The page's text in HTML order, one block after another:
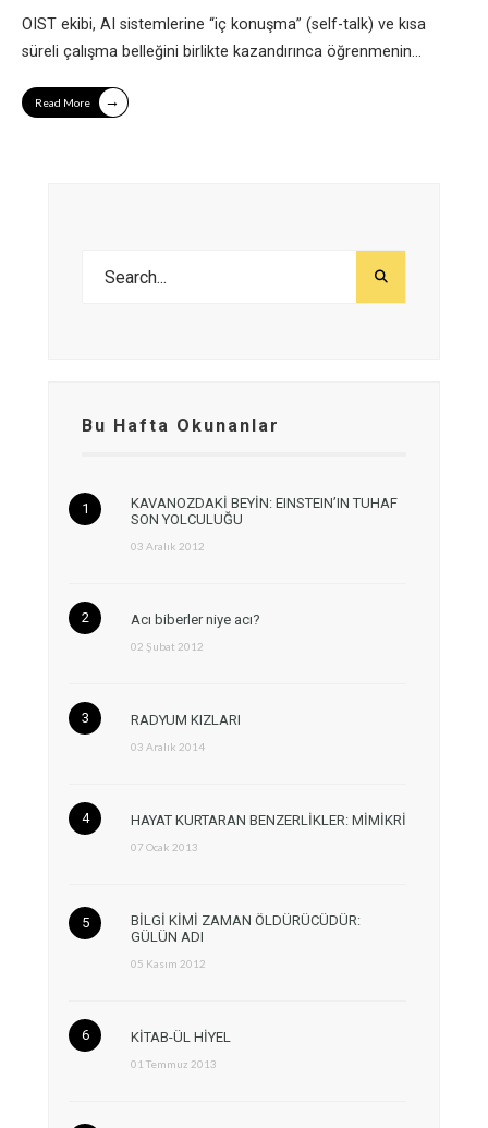
OIST ekibi, AI sistemlerine “iç konuşma” (self-talk) ve kısa
süreli çalışma belleğini birlikte kazandırınca öğrenmenin...
Read More →
Bu Hafta Okunanlar
KAVANOZDAKİ BEYİN: EINSTEIN’IN TUHAF
SON YOLCULUĞU
03 Aralık 2012
Acı biberler niye acı?
02 Şubat 2012
RADYUM KIZLARI
03 Aralık 2014
HAYAT KURTARAN BENZERLİKLER: MİMİKRİ
07 Ocak 2013
BİLGİ KİMİ ZAMAN ÖLDÜRÜCÜDÜR:
GÜLÜN ADI
05 Kasım 2012
KİTAB-ÜL HİYEL
01 Temmuz 2013